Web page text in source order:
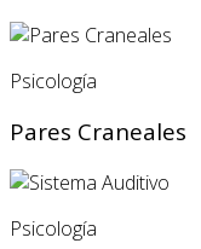
Psicología
Pares Craneales
Psicología